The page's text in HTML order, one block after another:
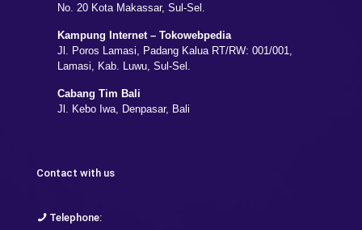
No. 20 Kota Makassar, Sul-Sel.
Kampung Internet – Tokowebpedia
Jl. Poros Lamasi, Padang Kalua RT/RW: 001/001,
Lamasi, Kab. Luwu, Sul-Sel.
Cabang Tim Bali
Jl. Kebo Iwa, Denpasar, Bali
Contact with us
Telephone: